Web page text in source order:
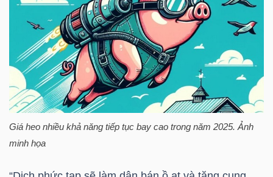
Giá heo nhiều khả năng tiếp tục bay cao trong năm 2025. Ảnh
minh họa
TIỆN
ÍCH